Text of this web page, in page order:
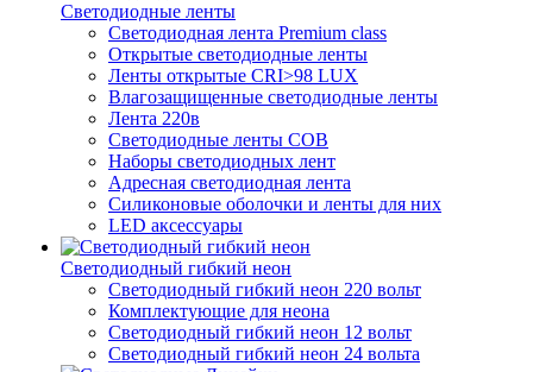
Светодиодные ленты
Светодиодная лента Premium class
Открытые светодиодные ленты
Ленты открытые CRI>98 LUX
Влагозащищенные светодиодные ленты
Лента 220в
Светодиодные ленты COB
Наборы светодиодных лент
Адресная светодиодная лента
Силиконовые оболочки и ленты для них
LED аксессуары
Светодиодный гибкий неон
Светодиодный гибкий неон 220 вольт
Комплектующие для неона
Светодиодный гибкий неон 12 вольт
Светодиодный гибкий неон 24 вольта